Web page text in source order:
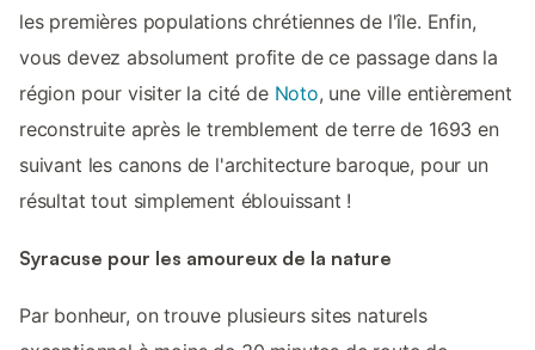
les premières populations chrétiennes de l'île. Enfin,
vous devez absolument profite de ce passage dans la
région pour visiter la cité de Noto, une ville entièrement
reconstruite après le tremblement de terre de 1693 en
suivant les canons de l'architecture baroque, pour un
résultat tout simplement éblouissant !
Syracuse pour les amoureux de la nature
Par bonheur, on trouve plusieurs sites naturels